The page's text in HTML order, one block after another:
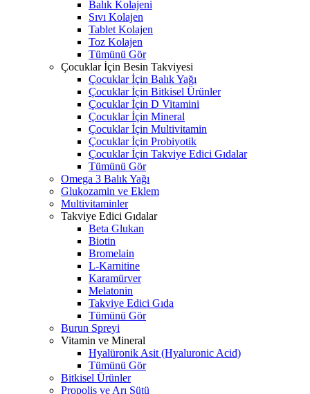
Balık Kolajeni
Sıvı Kolajen
Tablet Kolajen
Toz Kolajen
Tümünü Gör
Çocuklar İçin Besin Takviyesi
Çocuklar İçin Balık Yağı
Çocuklar İçin Bitkisel Ürünler
Çocuklar İçin D Vitamini
Çocuklar İçin Mineral
Çocuklar İçin Multivitamin
Çocuklar İçin Probiyotik
Çocuklar İçin Takviye Edici Gıdalar
Tümünü Gör
Omega 3 Balık Yağı
Glukozamin ve Eklem
Multivitaminler
Takviye Edici Gıdalar
Beta Glukan
Biotin
Bromelain
L-Karnitine
Karamürver
Melatonin
Takviye Edici Gıda
Tümünü Gör
Burun Spreyi
Vitamin ve Mineral
Hyalüronik Asit (Hyaluronic Acid)
Tümünü Gör
Bitkisel Ürünler
Propolis ve Arı Sütü